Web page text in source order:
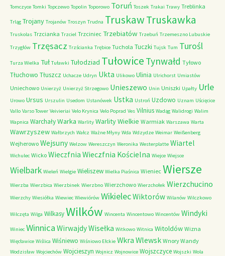
Tomczyce Tomki Topczewo Topolin Toporowo Toruń Toszek Trakai Trawy Treblinka
Trląg Trojany Trojanów Troszyn Trudna TruskawTruskawka
Truskolas Trzcianka Trzciel Trzciniec Trzebiatów Trzebuń Trzemeszno Lubuskie
Trzygłów Trzęsacz Trzścianka Trębice Tuchola Tuczki Tujsk Tum Turośl
Turza Wielka Tuł Tuławki Tułodziad Tułowice Tynwałd Tyłowo
Tłuchowo Tłuszcz Uchacze Udryn Ukta Ulikowo Ulinia Ulrichorst Umiastów
Uniechowo Unierzyż Unierzyż Strzegowo Unieszewo Unin Uniszki Upałty Urle
Urowo Ursus Urszulin Usedom Ustanówek Ustka Ustroń Uzdowo Uznam Uścięcice
Vallo Varso Tower Veivieriai Velo Krynica Velo Poprad Ves Vilnius Wadąg Walidrogi Walim
Wapnica WarchałyWarka Warlity Warlity Wielkie Warmiak Warszawa Warta
Wawrzyszew Wałbrzych Wałcz Ważne Młyny Wda Wdzydze Weimar Weißenberg
Wejherowo Wejsuny Welzow Wereszczyn Weronika Westerplatte Wiartel
Wichulec Wicko Wieczfnia Wieczfnia Kościelna Wiejce Wiejsce
Wielbark Wieleń Wielgie Wieliszew Wielka Piaśnica Wieniec Wiersze
Wierzba Wierzbica Wierzbinek Wierzbno Wierzchowo Wierzchołek Wierzchucino
Wierzchy Wiesiółka Wiewiec Wiewiórów WikielecWiktorów Wilanów Wilczkowo
Wilczęta Wilga WilkasyWilków Wincenta Wincentowo Wincentów Windyki
Winiec Winnica WirwajdyWisełka Witkowo Witnica Witoldów Wizna
Więcławice Wiślica Wiśniewo Wiśniowo Ełckie Wkra Wlewsk Wnory Wandy
Wodzisław Wojciechów Wojcieszyn Wojnicz Wojnowice Wojszczyce Wojszki Wola